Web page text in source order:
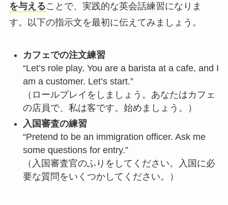
を与えることで、実践的な英会話練習になりま
す。以下の指示文を最初に伝えてみましょう。
カフェでの注文練習
“Let’s role play. You are a barista at a cafe, and I
am a customer. Let’s start.”
（ロールプレイをしましょう。あなたはカフェ
の店員で、私は客です。始めましょう。）
入国審査の練習
“Pretend to be an immigration officer. Ask me
some questions for entry.”
（入国審査官のふりをしてください。入国に必
要な質問をいくつかしてください。）